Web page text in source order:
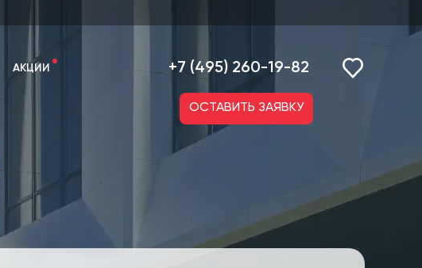
АКЦИИ +7 (495) 260-19-82
ОСТАВИТЬ ЗАЯВКУ